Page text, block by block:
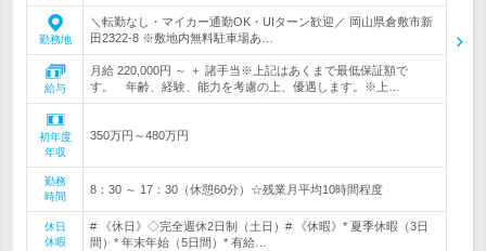
勤務地
＼転勤なし・マイカー通勤OK・UIターン歓迎／ 岡山県倉敷市新
田2322-8 ※敷地内無料駐車場あ…
給与
月給 220,000円 ～ ＋ 諸手当※上記はあくまで最低保証額で
す。 年齢、経験、能力を考慮の上、優遇します。※上…
初年度
年収
350万円～480万円
勤務
時間
8：30 ～ 17：30（休憩60分）☆残業月平均10時間程度
休日
休暇
# 《休日》◇完全週休2日制（土日）# 《休暇》* 夏季休暇（3日
間）* 年末年始（5日間）* 有給…